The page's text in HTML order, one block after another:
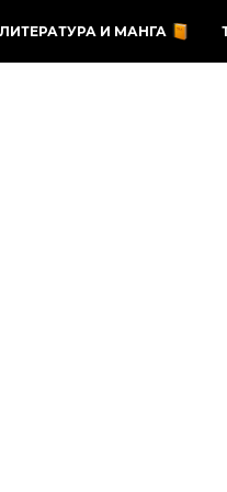
ЛИТЕРАТУРА И МАНГА